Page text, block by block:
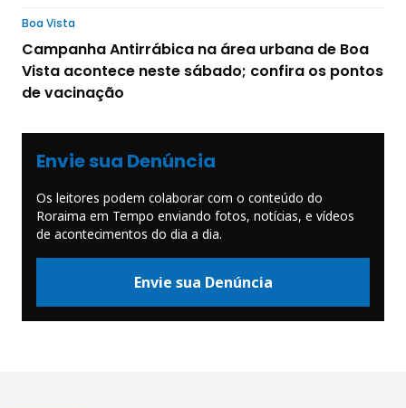
Boa Vista
Campanha Antirrábica na área urbana de Boa
Vista acontece neste sábado; confira os pontos
de vacinação
Envie sua Denúncia
Os leitores podem colaborar com o conteúdo do
Roraima em Tempo enviando fotos, notícias, e vídeos
de acontecimentos do dia a dia.
Envie sua Denúncia